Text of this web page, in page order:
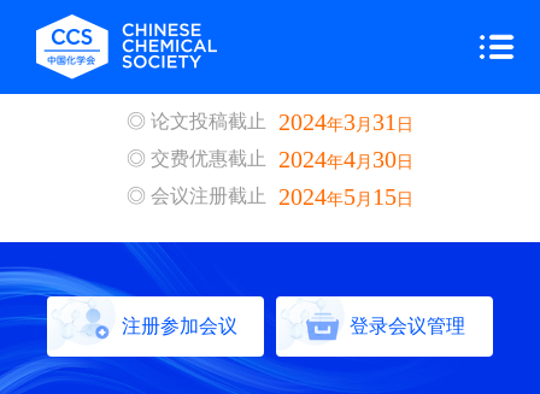
◎ 论文投稿截止 2024年3月 31 日
◎ 交费优惠截止 2024年4月 30 日
◎ 会议注册截止 2024年5月 15 日
注册参加会议 登录会议管理